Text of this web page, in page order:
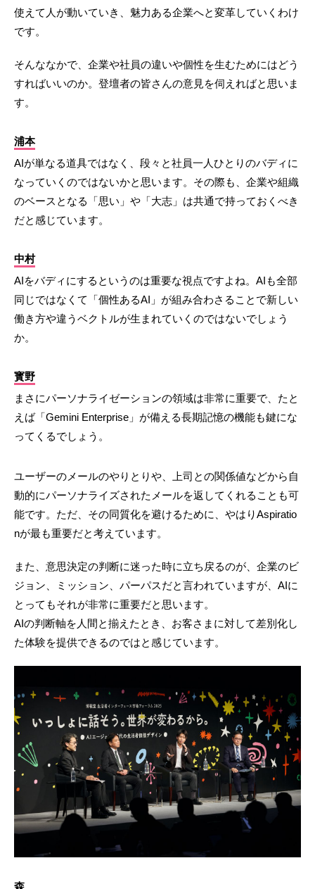
使えて人が動いていき、魅力ある企業へと変革していくわけ
です。
そんななかで、企業や社員の違いや個性を生むためにはどう
すればいいのか。登壇者の皆さんの意見を伺えればと思いま
す。
浦本
AIが単なる道具ではなく、段々と社員一人ひとりのバディに
なっていくのではないかと思います。その際も、企業や組織
のベースとなる「思い」や「大志」は共通で持っておくべき
だと感じています。
中村
AIをバディにするというのは重要な視点ですよね。AIも全部
同じではなくて「個性あるAI」が組み合わさることで新しい
働き方や違うベクトルが生まれていくのではないでしょう
か。
寳野
まさにパーソナライゼーションの領域は非常に重要で、たと
えば「Gemini Enterprise」が備える長期記憶の機能も鍵にな
ってくるでしょう。
ユーザーのメールのやりとりや、上司との関係値などから自
動的にパーソナライズされたメールを返してくれることも可
能です。ただ、その同質化を避けるために、やはりAspiratio
nが最も重要だと考えています。
また、意思決定の判断に迷った時に立ち戻るのが、企業のビ
ジョン、ミッション、パーパスだと言われていますが、AIに
とってもそれが非常に重要だと思います。
AIの判断軸を人間と揃えたとき、お客さまに対して差別化し
た体験を提供できるのではと感じています。
森